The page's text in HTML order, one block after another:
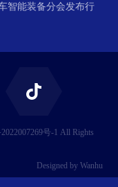
智能装备分会发布行
号-1 All Rights
Designed by Wanhu